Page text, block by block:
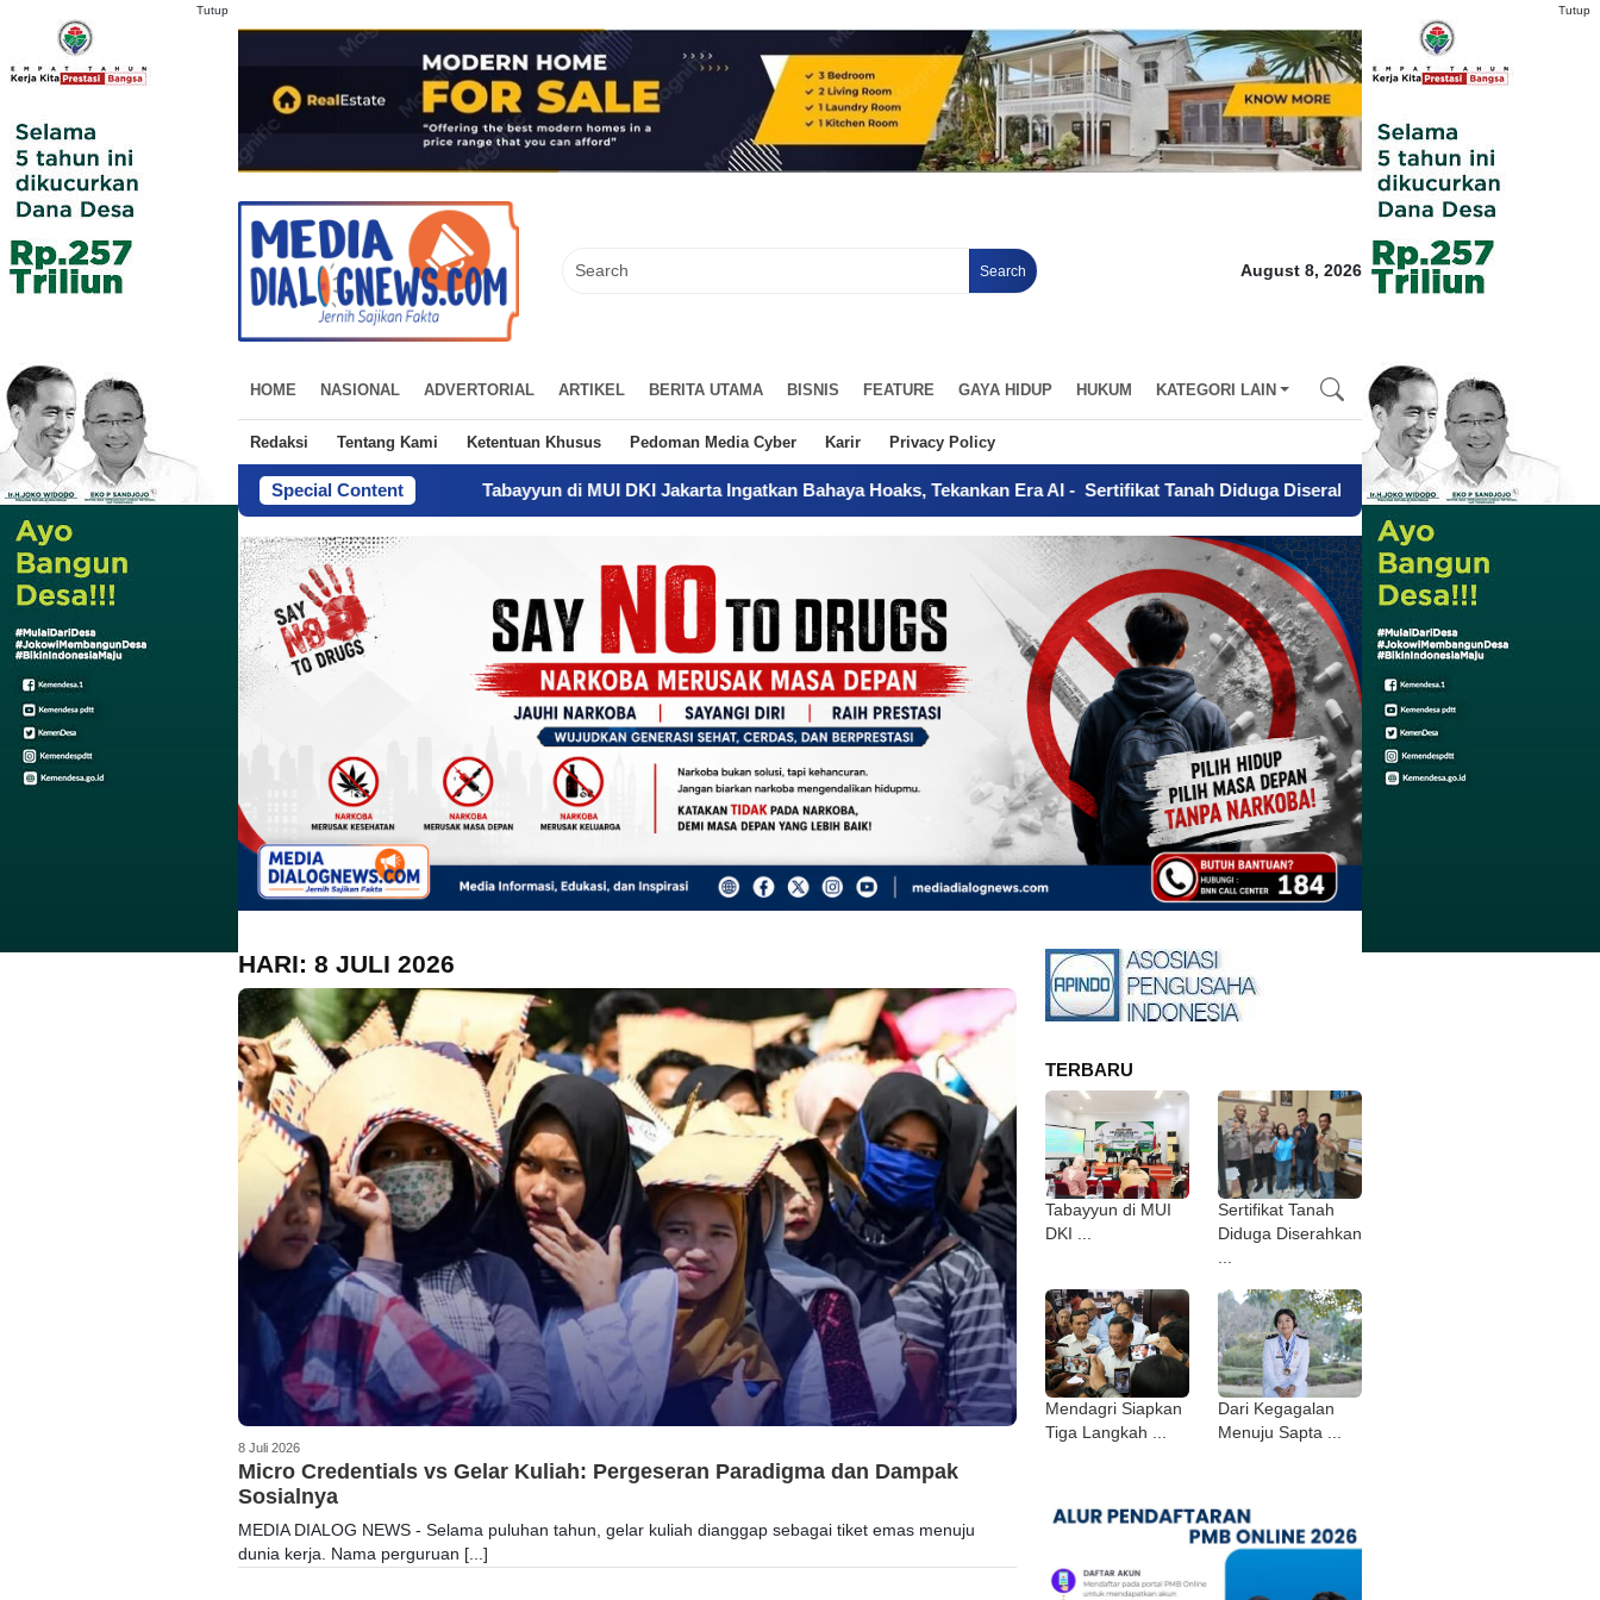
Search August 8, 2026
HOME NASIONAL ADVERTORIAL ARTIKEL BERITA UTAMA BISNIS FEATURE GAYA HIDUP HUKUM KATEGORI LAIN
Redaksi Tentang Kami Ketentuan Khusus Pedoman Media Cyber Karir Privacy Policy
Special ContentTabayyun di MUI DKI Jakarta Ingatkan Bahaya Hoaks, Tekankan Era AI- Sertifikat Tanah Diduga Diserahkan Tanpa Kuasa, Pemilik Laporkan BPN
HARI: 8 JULI 2026
8 Juli 2026
Micro Credentials vs Gelar Kuliah: Pergeseran Paradigma dan Dampak
Sosialnya
MEDIA DIALOG NEWS - Selama puluhan tahun, gelar kuliah dianggap sebagai tiket emas menuju
dunia kerja. Nama perguruan [...]
TERBARU
Tabayyun di MUI
DKI ...
Sertifikat Tanah
Diduga Diserahkan
...
Mendagri Siapkan
Tiga Langkah ...
Dari Kegagalan
Menuju Sapta ...
Tutup
Tutup